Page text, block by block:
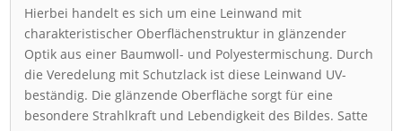
Hierbei handelt es sich um eine Leinwand mit
charakteristischer Oberflächenstruktur in glänzender
Optik aus einer Baumwoll- und Polyestermischung. Durch
die Veredelung mit Schutzlack ist diese Leinwand UV-
beständig. Die glänzende Oberfläche sorgt für eine
besondere Strahlkraft und Lebendigkeit des Bildes. Satte